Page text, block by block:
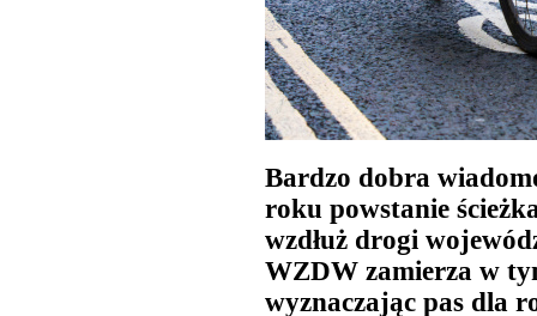
Bardzo dobra
roku powstanie
wzdłuż drogi
WZDW zamierza w
wyznaczając pas dla